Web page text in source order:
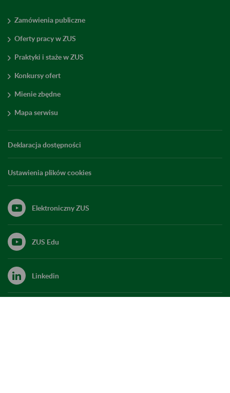
Zamówienia publiczne
Oferty pracy w ZUS
Praktyki i staże w ZUS
Konkursy ofert
Mienie zbędne
Mapa serwisu
Deklaracja dostępności
Ustawienia plików cookies
Elektroniczny ZUS
ZUS Edu
Linkedin